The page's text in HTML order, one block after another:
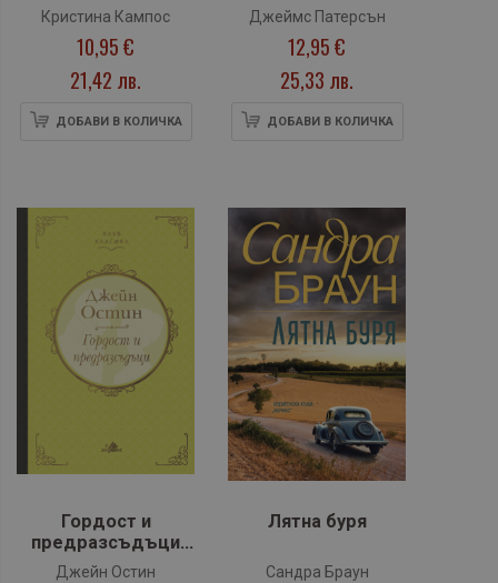
Кристина Кампос
10,95 €
21,42 лв.
ДОБАВИ В КОЛИЧКА
Джеймс Патерсън
12,95 €
25,33 лв.
ДОБАВИ В КОЛИЧКА
Гордост и
предразсъдъци
(Клуб класика) -
Джейн Остин
Лятна буря
Сандра Браун